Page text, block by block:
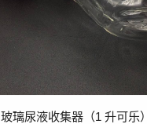
玻璃尿液收集器（1 升可乐）